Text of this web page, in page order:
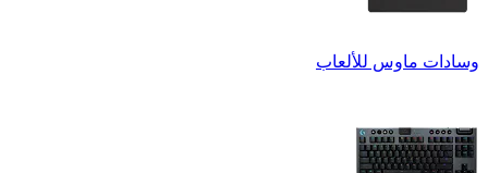
وسادات ماوس للألعاب